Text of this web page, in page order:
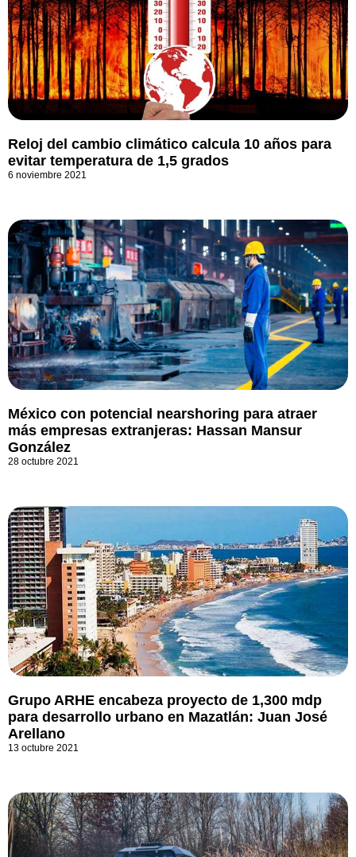
Reloj del cambio climático calcula 10 años para
evitar temperatura de 1,5 grados
6 noviembre 2021
México con potencial nearshoring para atraer
más empresas extranjeras: Hassan Mansur
González
28 octubre 2021
Grupo ARHE encabeza proyecto de 1,300 mdp
para desarrollo urbano en Mazatlán: Juan José
Arellano
13 octubre 2021